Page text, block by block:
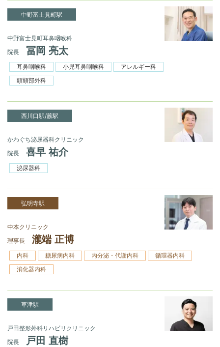
中野富士見町駅
中野富士見町耳鼻咽喉科
院長
冨岡 亮太
耳鼻咽喉科 小児耳鼻咽喉科
アレルギー科
頭頸部外科
西川口駅/蕨駅
かわぐち泌尿器科クリニック
院長
喜早 祐介
泌尿器科
弘明寺駅
中本クリニック
理事長
瀧端 正博
内科 糖尿病内科 内分泌・代謝内科
循環器内科
消化器内科
草津駅
戸田整形外科リハビリクリニック
院長
戸田 直樹